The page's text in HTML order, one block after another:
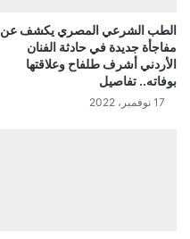
الطب الشرعي المصري يكشف عن
مفاجأة جديدة في حادثة الفنان
الأردني أشرف طلفاح وعلاقتها
بوفاته.. تفاصيل
17 نوفمبر، 2022